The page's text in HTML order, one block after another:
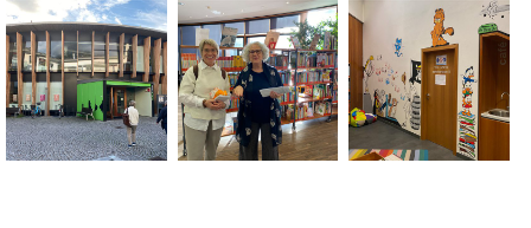
Lana_IMG_8299-(2) Lana_IMG_8299-(15) Lana_IMG_8299-(20)